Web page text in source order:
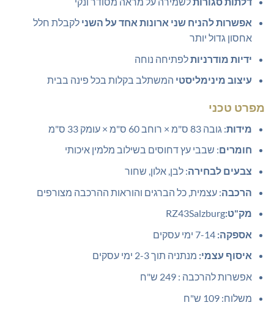
אפשרות להניח שני ארונות אחד על השני לקבלת חלל
אחסון גדול יותר
ידיות מודרניותלפתיחה נוחה
עיצוב מינימליסטי המשתלב בקלות בכל פינה בבית
מפרט טכני
מידות: גובה 83 ס"מ × רוחב 60 ס"מ × עומק 33 ס"מ
חומרים: שבבי עץ דחוסים בשילוב מלמין איכותי
צבעים לבחירה: לבן, אלון, שחור
הרכבה: עצמית, כל הברגים והוראות ההרכבה מצורפים
מק"ט:RZ43Salzburg
אספקה:
איסוף עצמי: מנתניה תוך 2-3 ימי עסקים
אפשרות להרכבה : 249 ש"ח
משלוח: 109 ש"ח